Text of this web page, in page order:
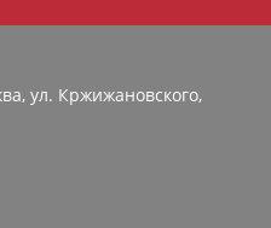
ул. Кржижановского,